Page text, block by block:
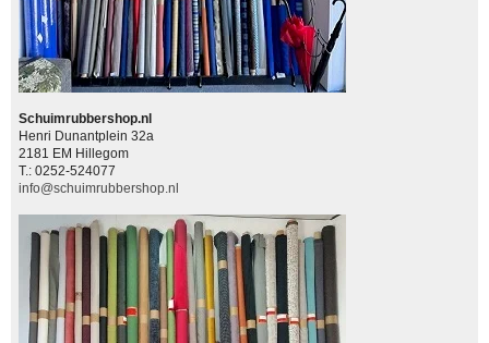
Schuimrubbershop.nl
Henri Dunantplein 32a
2181 EM Hillegom
T.: 0252-524077
info@schuimrubbershop.nl